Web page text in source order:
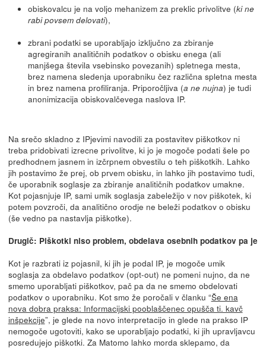
obiskovalcu je na voljo mehanizem za preklic privolitve (ki ne
rabi povsem delovati),
zbrani podatki se uporabljajo izključno za zbiranje
agregiranih analitičnih podatkov o obisku enega (ali
manjšega števila vsebinsko povezanih) spletnega mesta,
brez namena sledenja uporabniku čez različna spletna mesta
in brez namena profiliranja. Priporočljiva (a ne nujna) je tudi
anonimizacija obiskovalčevega naslova IP.
Na srečo skladno z IPjevimi navodili za postavitev piškotkov ni
treba pridobivati izrecne privolitve, ki jo je mogoče podati šele po
predhodnem jasnem in izčrpnem obvestilu o teh piškotkih. Lahko
jih postavimo že prej, ob prvem obisku, in lahko jih postavimo tudi,
če uporabnik soglasje za zbiranje analitičnih podatkov umakne.
Kot pojasnjuje IP, sami umik soglasja zabeležijo v nov piškotek, ki
potem povzroči, da analitično orodje ne beleži podatkov o obisku
(še vedno pa nastavlja piškotke).
Drugič: Piškotki niso problem, obdelava osebnih podatkov pa je
Kot je razbrati iz pojasnil, ki jih je podal IP, je mogoče umik
soglasja za obdelavo podatkov (opt-out) ne pomeni nujno, da ne
smemo uporabljati piškotkov, pač pa da ne smemo obdelovati
podatkov o uporabniku. Kot smo že poročali v članku “Še ena
nova dobra praksa: Informacijski pooblaščenec opušča ti. kavč
inšpekcije”, je glede na novo interpretacijo in glede na prakso IP
nemogoče ugotoviti, kako se uporabljajo podatki, ki jih upravljavcu
posredujejo piškotki. Za Matomo lahko morda sklepamo, da